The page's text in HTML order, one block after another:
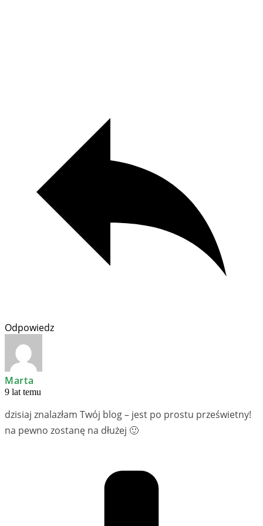
Odpowiedz
Marta
9 lat temu
dzisiaj znalazłam Twój blog – jest po prostu prześwietny!
na pewno zostanę na dłużej 🙂